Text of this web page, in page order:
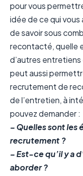
pour vous
idée de ce qui
de savoir sous
recontacté, quelle
d’autres
peut aussi
recrutement de
de l’entretien, à
pouvez demander :
– Quelles sont les
recrutement ?
– Est-ce qu’il y a
aborder ?